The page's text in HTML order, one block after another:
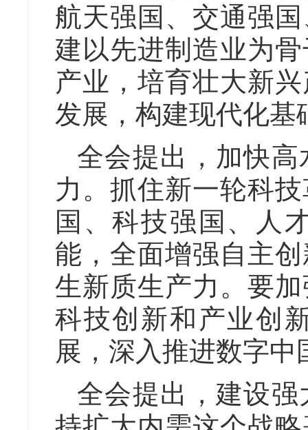
航天强国、交通强
建以先进制造业为
产业，培育壮大新
发展，构建现代化基
全会提出，加快
力。抓住新一轮科
国、科技强国、人
能，全面增强自主
生新质生产力。要
科技创新和产业创
展，深入推进数字中
全会提出，建设